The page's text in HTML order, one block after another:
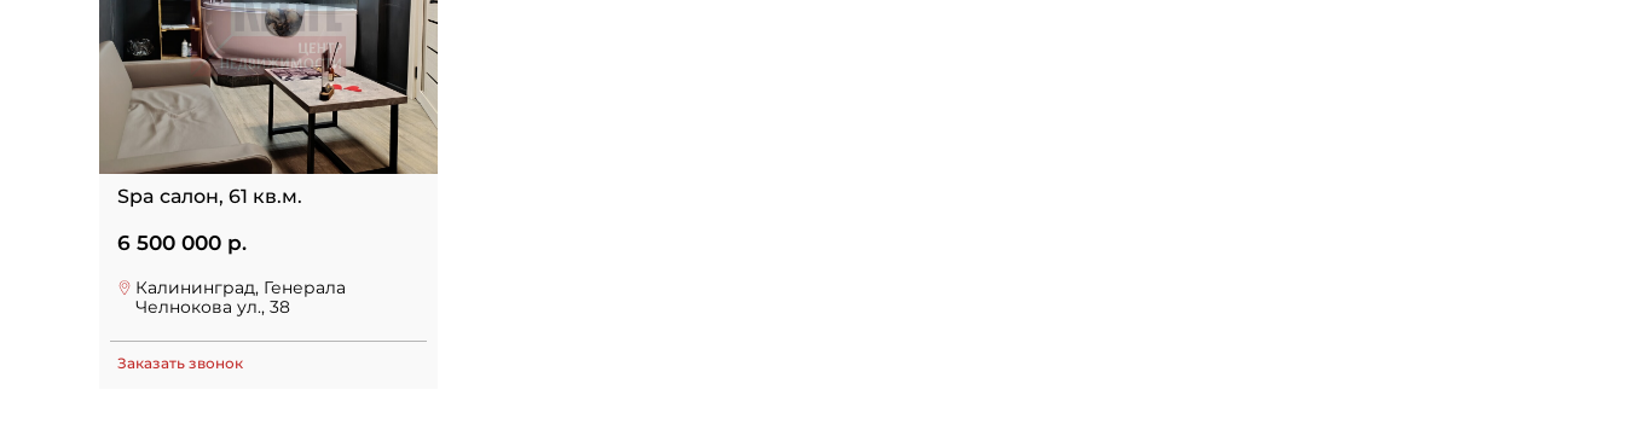
Spa салон, 61 кв.м.
6 500 000 р.
Калининград, Генерала
Челнокова ул., 38
Заказать звонок